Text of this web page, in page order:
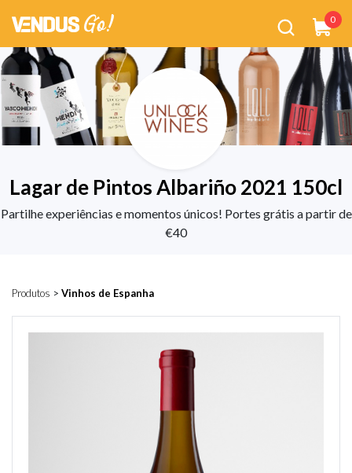
0
Lagar de Pintos Albariño 2021 150cl
Partilhe experiências e momentos únicos! Portes grátis a partir de
€40
Produtos > Vinhos de Espanha